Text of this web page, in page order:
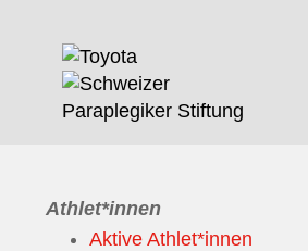
Athlet*innen
Aktive Athlet*innen